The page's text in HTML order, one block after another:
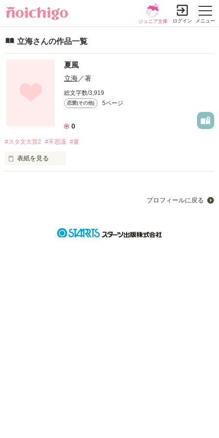
メニュー
ジュニア文庫 ログイン
立海さんの作品一覧
夏風
立海／著
総文字数/3,919
恋愛(その他) 5ページ
0
#スタ文大賞2 #不思議 #夏
表紙を見る
プロフィールに戻る